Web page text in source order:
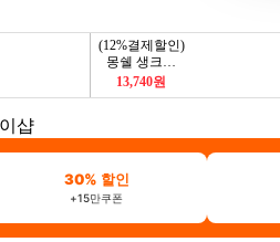
30% 할인
+15만쿠폰